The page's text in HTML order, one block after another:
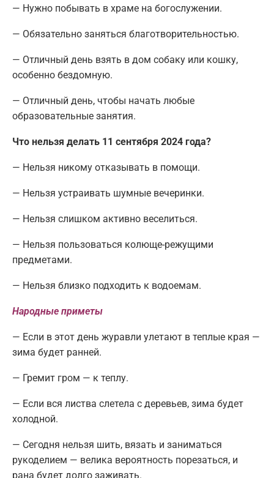
— Нужно побывать в храме на богослужении.
— Обязательно заняться благотворительностью.
— Отличный день взять в дом собаку или кошку,
особенно бездомную.
— Отличный день, чтобы начать любые
образовательные занятия.
Что нельзя делать 11 сентября 2024 года?
— Нельзя никому отказывать в помощи.
— Нельзя устраивать шумные вечеринки.
— Нельзя слишком активно веселиться.
— Нельзя пользоваться колюще-режущими
предметами.
— Нельзя близко подходить к водоемам.
Народные приметы
— Если в этот день журавли улетают в теплые края —
зима будет ранней.
— Гремит гром — к теплу.
— Если вся листва слетела с деревьев, зима будет
холодной.
— Сегодня нельзя шить, вязать и заниматься
рукоделием — велика вероятность порезаться, и
рана будет долго заживать.